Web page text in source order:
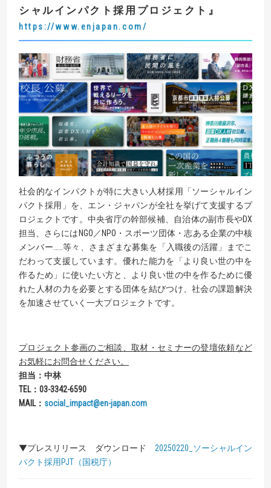
シャルインパクト採用プロジェクト 』
https://www.enjapan.com/
社会的なインパクトが特に大きい人材採用「ソーシャルイン
パクト採用」を、エン・ジャパンが全社を挙げて支援するプ
ロジェクトです。中央省庁の幹部候補、自治体の副市長やDX
担当、さらにはNGO／NPO・スポーツ団体・志ある企業の中核
メンバー……等々、さまざまな募集を「入職後の活躍」までこ
だわって支援しています。優れた能力を「より良い世の中を
作るため」に使いたい方と、より良い世の中を作るために優
れた人材の力を必要とする団体を結びつけ、社会の課題解決
を加速させていく一大プロジェクトです。
プロジェクト参画のご相談、取材・セミナーの登壇依頼など
お気軽にお問合せください。
担当：中林
TEL： 03-3342-6590
MAIL： social_impact@en-japan.com
▼プレスリリース ダウンロード 20250220_ソーシャルイン
パクト採用PJT（国税庁）